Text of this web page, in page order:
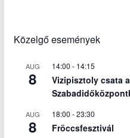
Közelgő események
AUG
8
14:00 - 14:15
Vizipisztoly csata
AUG
8
18:00 -23:30
Fröccsfesztivál